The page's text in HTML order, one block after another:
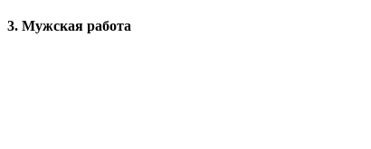
3. Мужская работа